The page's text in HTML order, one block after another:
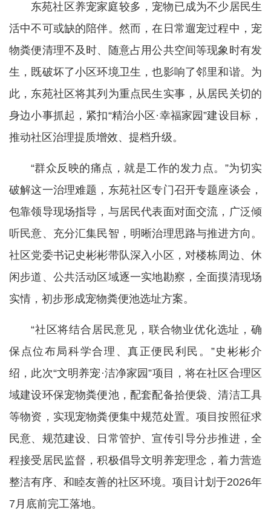
东苑社区养宠家庭较多，宠物已成为不少居民生
活中不可或缺的陪伴。然而，在日常遛宠过程中，宠
物粪便清理不及时、随意占用公共空间等现象时有发
生，既破坏了小区环境卫生，也影响了邻里和谐。为
此，东苑社区将其列为重点民生实事，从居民关切的
身边小事抓起，紧扣“精治小区·幸福家园”建设目标，
推动社区治理提质增效、提档升级。
“群众反映的痛点，就是工作的发力点。”为切实
破解这一治理难题，东苑社区专门召开专题座谈会，
包靠领导现场指导，与居民代表面对面交流，广泛倾
听民意、充分汇集民智，明晰治理思路与推进方向。
社区党委书记史彬彬带队深入小区，对楼栋周边、休
闲步道、公共活动区域逐一实地勘察，全面摸清现场
实情，初步形成宠物粪便池选址方案。
“社区将结合居民意见，联合物业优化选址，确
保点位布局科学合理、真正便民利民。”史彬彬介
绍，此次“文明养宠·洁净家园”项目，将在社区合理区
域建设环保宠物粪便池，配套配备拾便袋、清洁工具
等物资，实现宠物粪便集中规范处置。项目按照征求
民意、规范建设、日常管护、宣传引导分步推进，全
程接受居民监督，积极倡导文明养宠理念，着力营造
整洁有序、和睦友善的社区环境。项目计划于2026年
7月底前完工落地。